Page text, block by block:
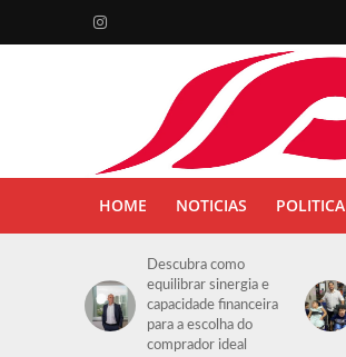
HOME NOTICIAS POLITICA
Descubra como
equilibrar sinergia e
capacidade financeira
para a escolha do
comprador ideal